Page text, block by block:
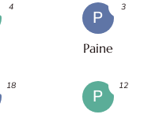
4
P
Paine
3
18
P
12